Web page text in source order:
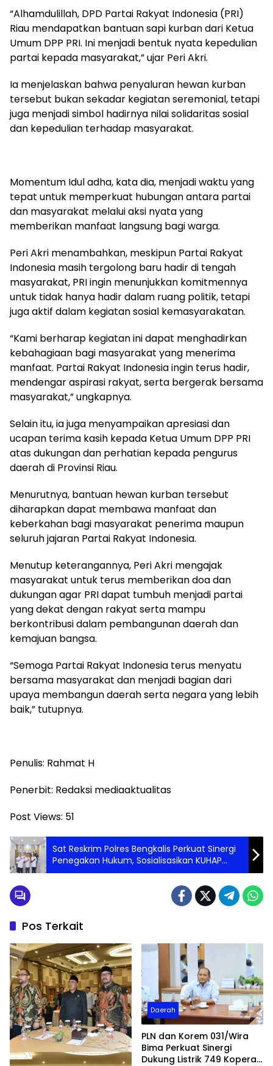
“Alhamdulillah, DPD Partai Rakyat Indonesia (PRI)
Riau mendapatkan bantuan sapi kurban dari Ketua
Umum DPP PRI. Ini menjadi bentuk nyata kepedulian
partai kepada masyarakat,” ujar Peri Akri.
Ia menjelaskan bahwa penyaluran hewan kurban
tersebut bukan sekadar kegiatan seremonial, tetapi
juga menjadi simbol hadirnya nilai solidaritas sosial
dan kepedulian terhadap masyarakat.
Momentum Idul adha, kata dia, menjadi waktu yang
tepat untuk memperkuat hubungan antara partai
dan masyarakat melalui aksi nyata yang
memberikan manfaat langsung bagi warga.
Peri Akri menambahkan, meskipun Partai Rakyat
Indonesia masih tergolong baru hadir di tengah
masyarakat, PRI ingin menunjukkan komitmennya
untuk tidak hanya hadir dalam ruang politik, tetapi
juga aktif dalam kegiatan sosial kemasyarakatan.
“Kami berharap kegiatan ini dapat menghadirkan
kebahagiaan bagi masyarakat yang menerima
manfaat. Partai Rakyat Indonesia ingin terus hadir,
mendengar aspirasi rakyat, serta bergerak bersama
masyarakat,” ungkapnya.
Selain itu, ia juga menyampaikan apresiasi dan
ucapan terima kasih kepada Ketua Umum DPP PRI
atas dukungan dan perhatian kepada pengurus
daerah di Provinsi Riau.
Menurutnya, bantuan hewan kurban tersebut
diharapkan dapat membawa manfaat dan
keberkahan bagi masyarakat penerima maupun
seluruh jajaran Partai Rakyat Indonesia.
Menutup keterangannya, Peri Akri mengajak
masyarakat untuk terus memberikan doa dan
dukungan agar PRI dapat tumbuh menjadi partai
yang dekat dengan rakyat serta mampu
berkontribusi dalam pembangunan daerah dan
kemajuan bangsa.
“Semoga Partai Rakyat Indonesia terus menyatu
bersama masyarakat dan menjadi bagian dari
upaya membangun daerah serta negara yang lebih
baik,” tutupnya.
Penulis: Rahmat H
Penerbit: Redaksi mediaaktualitas
Post Views: 51
Sat Reskrim Polres Bengkalis Perkuat Sinergi
Penegakan Hukum, Sosialisasikan KUHAP
Baru dan Pengawasan PPNS
Pos Terkait
Daerah
PLN dan Korem 031/Wira
Bima Perkuat Sinergi
Dukung Listrik 749 Koperasi